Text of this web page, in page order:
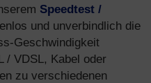
Speedtest /
und unverbindlich die
Geschwindigkeit
/ VDSL, Kabel oder
zu verschiedenen